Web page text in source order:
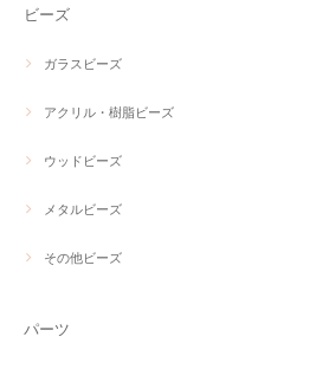
ビーズ
ガラスビーズ
アクリル・樹脂ビーズ
ウッドビーズ
メタルビーズ
その他ビーズ
パーツ